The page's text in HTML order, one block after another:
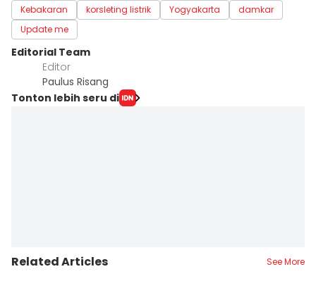
Kebakaran korsleting listrik Yogyakarta
damkar
Update me
Editorial Team
Editor
Paulus Risang
Tonton lebih seru di
Related Articles See More